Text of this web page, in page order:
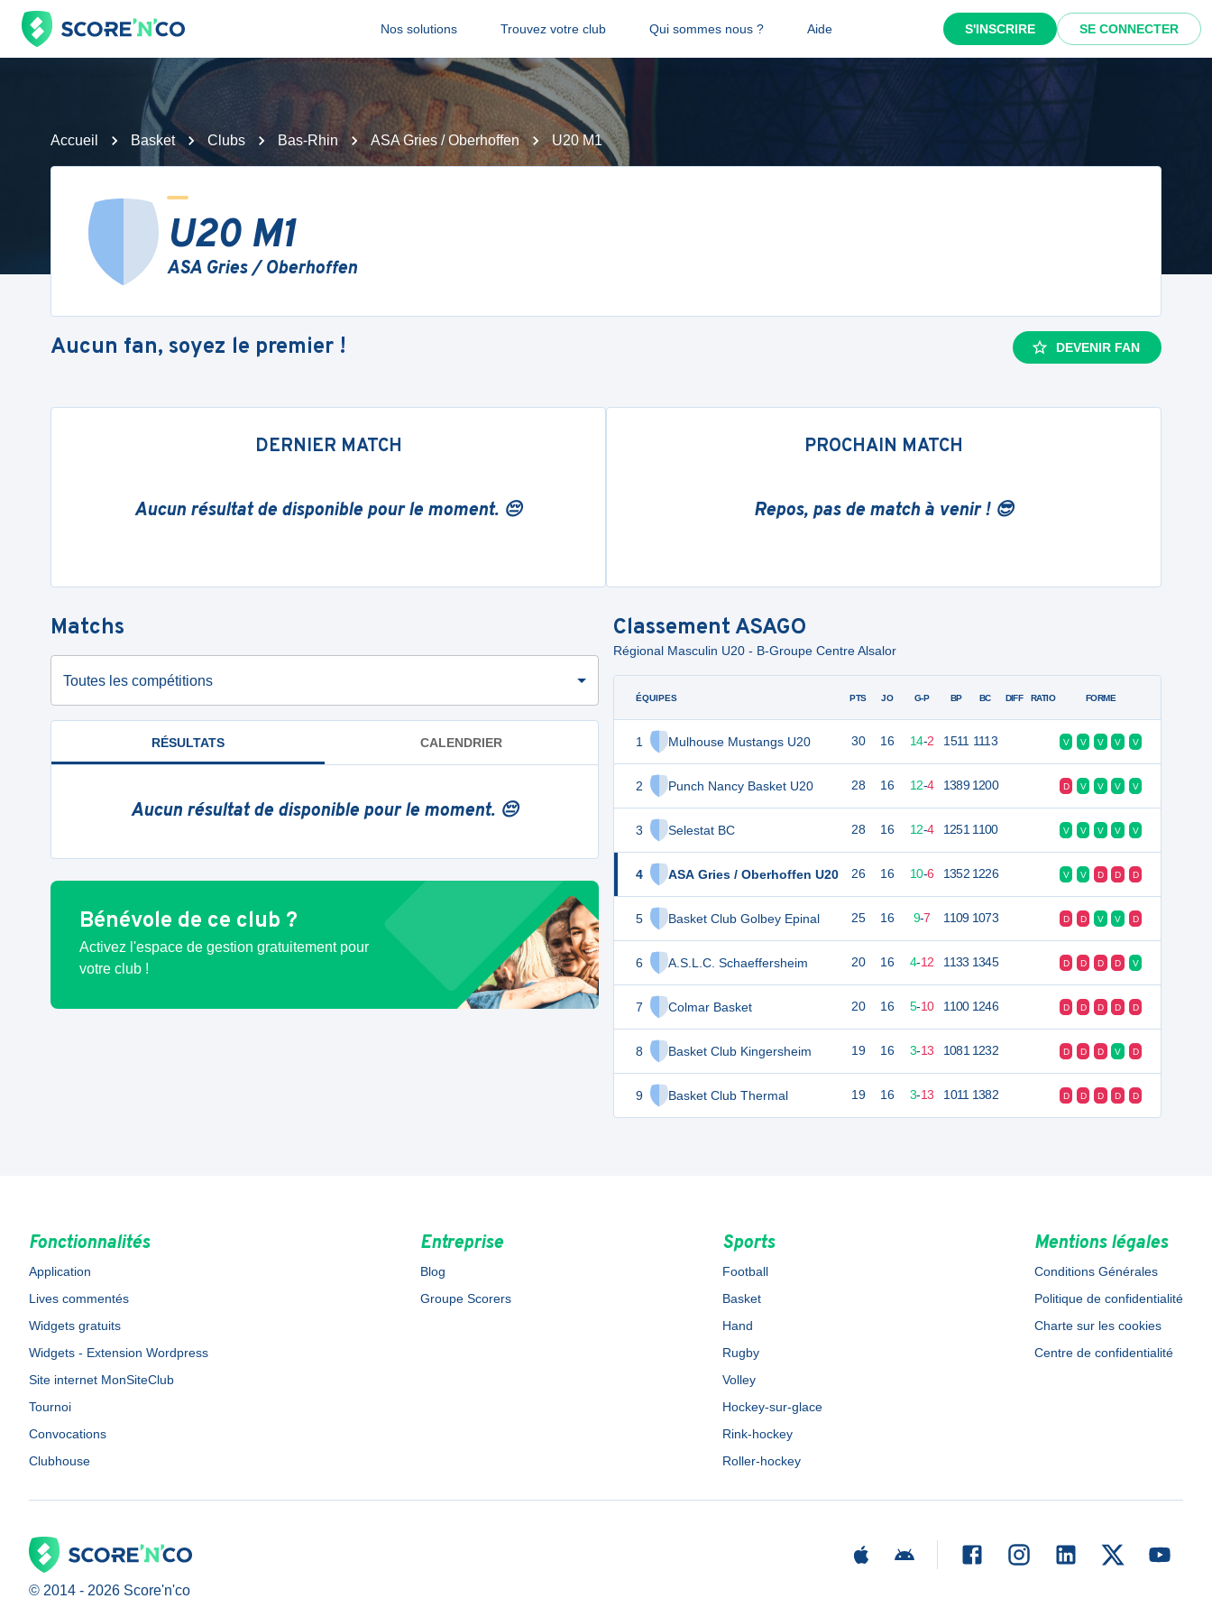
Nos solutions Trouvez votre club Qui sommes nous ? Aide S'INSCRIRE SE CONNECTER
Accueil Basket Clubs Bas-Rhin ASA Gries / Oberhoffen U20 M1
U20 M1
ASA Gries / Oberhoffen
Aucun fan, soyez le premier ! DEVENIR FAN
DERNIER MATCH
Aucun résultat de disponible pour le moment. 😔
PROCHAIN MATCH
Repos, pas de match à venir ! 😎
Matchs
Toutes les compétitions
RÉSULTATS CALENDRIER
Aucun résultat de disponible pour le moment. 😔
Bénévole de ce club ?
Activez l'espace de gestion gratuitement pour
votre club !
Classement ASAGO
Régional Masculin U20 - B-Groupe Centre Alsalor
ÉQUIPES
1 Mulhouse Mustangs U20
2 Punch Nancy Basket U20
3 Selestat BC
4 ASA Gries / Oberhoffen U20
5 Basket Club Golbey Epinal
6 A.S.L.C. Schaeffersheim
7 Colmar Basket
8 Basket Club Kingersheim
9 Basket Club Thermal
PTS JO G-P BP BC DIFF RATIO FORME
30 16 14-2 1511 1113 V V V V V
28 16 12-4 1389 1200 D V V V V
28 16 12-4 1251 1100 V V V V V
26 16 10-6 1352 1226 V V D D D
25 16 9-7 1109 1073 D D V V D
20 16 4-12 1133 1345 D D D D V
20 16 5-10 1100 1246 D D D D D
19 16 3-13 1081 1232 D D D V D
19 16 3-13 1011 1382 D D D D D
Fonctionnalités
Application
Lives commentés
Widgets gratuits
Widgets - Extension Wordpress
Site internet MonSiteClub
Tournoi
Convocations
Clubhouse
Entreprise
Blog
Groupe Scorers
Sports
Football
Basket
Hand
Rugby
Volley
Hockey-sur-glace
Rink-hockey
Roller-hockey
Mentions légales
Conditions Générales
Politique de confidentialité
Charte sur les cookies
Centre de confidentialité
© 2014 - 2026 Score'n'co